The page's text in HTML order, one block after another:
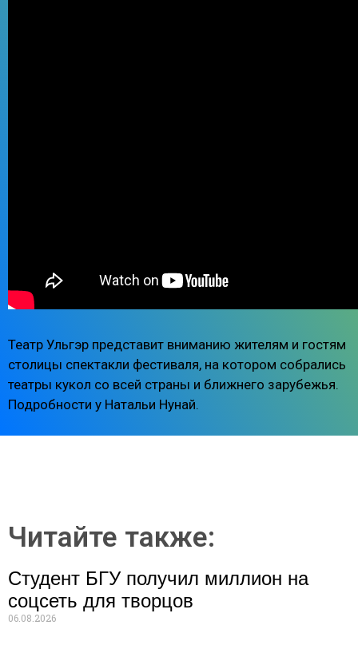
Театр Ульгэр представит вниманию жителям и гостям
столицы спектакли фестиваля, на котором собрались
театры кукол со всей страны и ближнего зарубежья.
Подробности у Натальи Нунай.
Читайте также:
Студент БГУ получил миллион на
соцсеть для творцов
06.08.2026